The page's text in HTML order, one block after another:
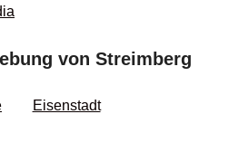
von Streimberg
Eisenstadt